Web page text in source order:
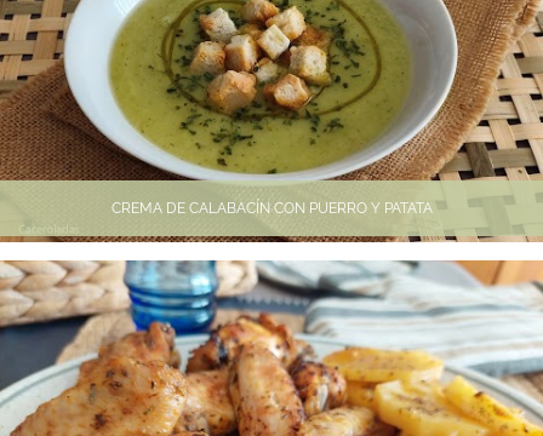
CREMA DE CALABACÍN CON PUERRO Y PATATA